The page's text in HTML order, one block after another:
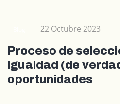
22 Octubre 2023
Proceso de
igualdad (de
oportunidades